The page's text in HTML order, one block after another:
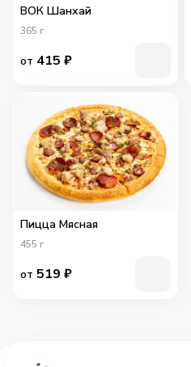
ВОК Шанхай
365 г
от 415 ₽
Пицца Мясная
455 г
от 519 ₽